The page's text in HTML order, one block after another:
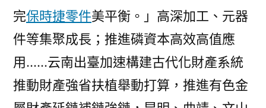
完保時捷零件美平衡。」高深加工、元器
件等集聚成長；推進磷資本高效高值應
用……云南出臺加速構建古代化財產系統
推動財產強省扶植舉動打算，推進有色金